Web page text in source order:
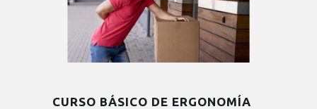
CURSO BÁSICO DE ERGONOMÍA